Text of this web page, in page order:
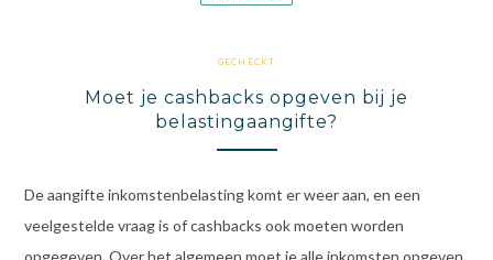
GECHECKT
Moet je cashbacks opgeven bij je
belastingaangifte?
De aangifte inkomstenbelasting komt er weer aan, en een
veelgestelde vraag is of cashbacks ook moeten worden